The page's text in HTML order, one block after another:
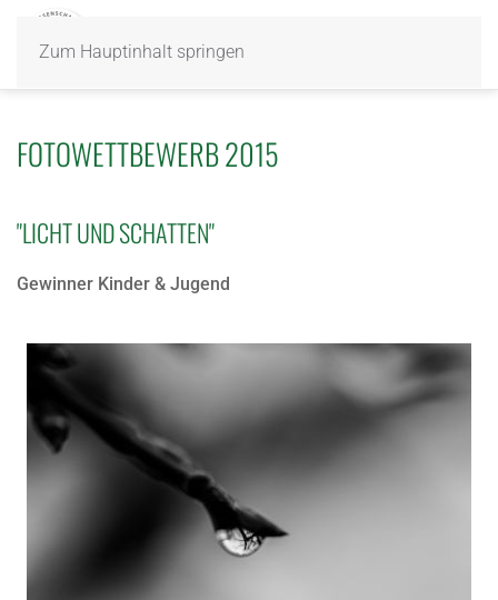
Zum Hauptinhalt springen
FOTOWETTBEWERB 2015
"LICHT UND SCHATTEN"
Gewinner Kinder & Jugend